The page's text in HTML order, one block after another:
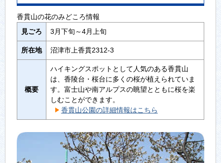
香貫山の花のみどころ情報
見ごろ
3月下旬～4月上旬
所在地 沼津市上香貫2312-3
概要
ハイキングスポットとして人気のある香貫山
は、香陵台・桜台に多くの桜が植えられていま
す。富士山や南アルプスの眺望とともに桜を楽
しむことができます。
香貫山公園の詳細情報はこちら